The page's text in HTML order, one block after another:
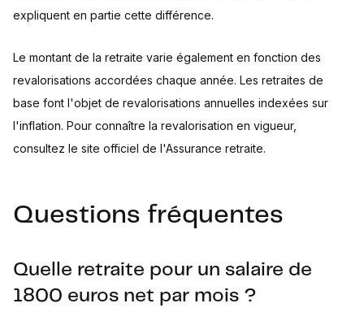
expliquent en partie cette différence.
Le montant de la retraite varie également en fonction des
revalorisations accordées chaque année. Les retraites de
base font l'objet de revalorisations annuelles indexées sur
l'inflation. Pour connaître la revalorisation en vigueur,
consultez le site officiel de l'Assurance retraite.
Questions fréquentes
Quelle retraite pour un salaire de
1800 euros net par mois ?